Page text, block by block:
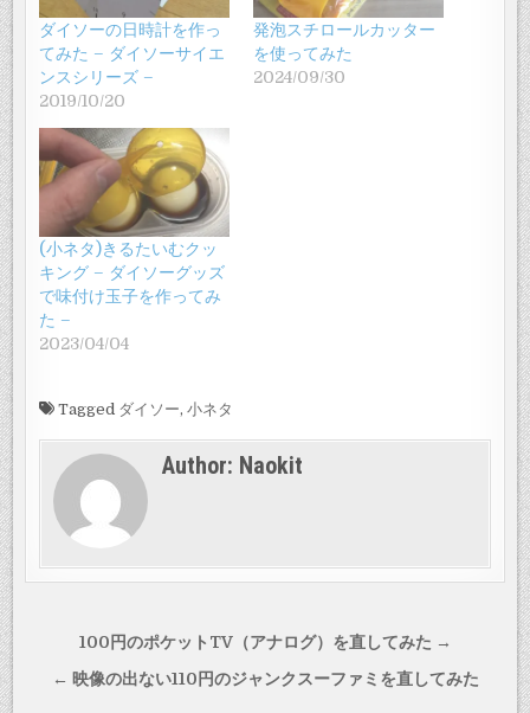
ダイソーの日時計を作っ
てみた – ダイソーサイエ
ンスシリーズ –
2019/10/20
発泡スチロールカッター
を使ってみた
2024/09/30
(小ネタ)きるたいむクッ
キング – ダイソーグッズ
で味付け玉子を作ってみ
た –
2023/04/04
Tagged ダイソー,小ネタ
Author: Naokit
稿
100円のポケットTV（アナログ）を直してみた →
← 映像の出ない110円のジャンクスーファミを直してみた